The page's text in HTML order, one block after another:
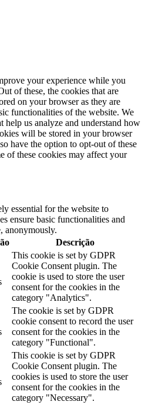
your experience while you
of these, the cookies that are
on your browser as they are
functionalities of the website. We
help us analyze and understand how
will be stored in your browser
have the option to opt-out of these
of these cookies may affect your
essential for the website to
ensure basic functionalities and
anonymously.
Descrição
This cookie is set by GDPR
Cookie Consent plugin. The
cookie is used to store the user
consent for the cookies in the
category "Analytics".
The cookie is set by GDPR
cookie consent to record the user
consent for the cookies in the
category "Functional".
This cookie is set by GDPR
Cookie Consent plugin. The
cookies is used to store the user
consent for the cookies in the
category "Necessary".